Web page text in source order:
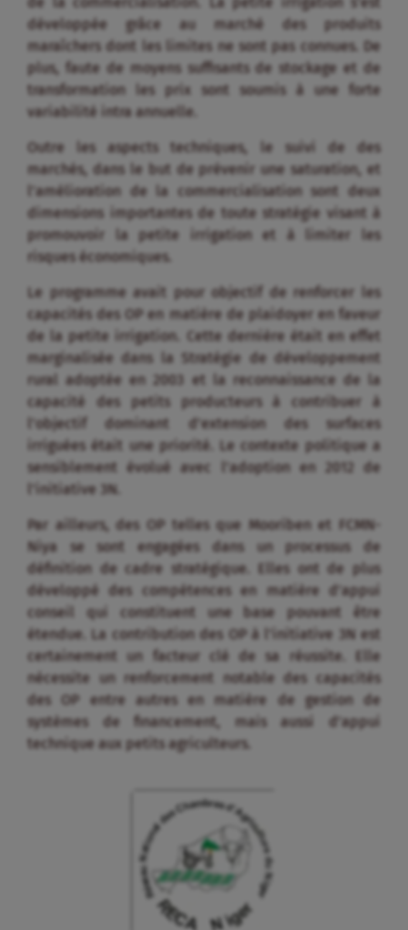
développée grâce au marché des produits
maraîchers dont les limites ne sont pas connues. De
plus, faute de moyens suffisants de stockage et de
transformation les prix sont soumis à une forte
variabilité intra annuelle.
Outre les aspects techniques, le suivi de des
marchés, dans le but de prévenir une saturation, et
l’amélioration de la commercialisation sont deux
dimensions importantes de toute stratégie visant à
promouvoir la petite irrigation et à limiter les
risques économiques.
Le programme avait pour objectif de renforcer les
capacités des OP en matière de plaidoyer en faveur
de la petite irrigation. Cette dernière était en effet
marginalisée dans la Stratégie de développement
rural adoptée en 2003 et la reconnaissance de la
capacité des petits producteurs à contribuer à
l’objectif dominant d’extension des surfaces
irriguées était une priorité. Le contexte politique a
sensiblement évolué avec l’adoption en 2012 de
l’initiative 3N.
Par ailleurs, des OP telles que Mooriben et FCMN-
Niya se sont engagées dans un processus de
définition de cadre stratégique. Elles ont de plus
développé des compétences en matière d’appui
conseil qui constituent une base pouvant être
étendue. La contribution des OP à l’initiative 3N est
certainement un facteur clé de sa réussite. Elle
nécessite un renforcement notable des capacités
des OP entre autres en matière de gestion de
systèmes de financement, mais aussi d’appui
technique aux petits agriculteurs.